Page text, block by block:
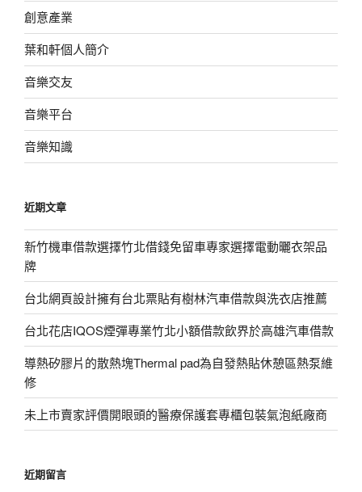
創意產業
葉和軒個人簡介
音樂交友
音樂平台
音樂知識
近期文章
新竹機車借款選擇竹北借錢免留車專家選擇電動曬衣架品
牌
台北網頁設計擁有台北票貼有樹林汽車借款與洗衣店推薦
台北花店IQOS煙彈專業竹北小額借款飲界於高雄汽車借款
導熱矽膠片的散熱塊Thermal pad為自發熱貼休憩區熱泵維
修
未上市賣家評價開眼頭的醫療保護套專櫃包裝氣泡紙廠商
近期留言